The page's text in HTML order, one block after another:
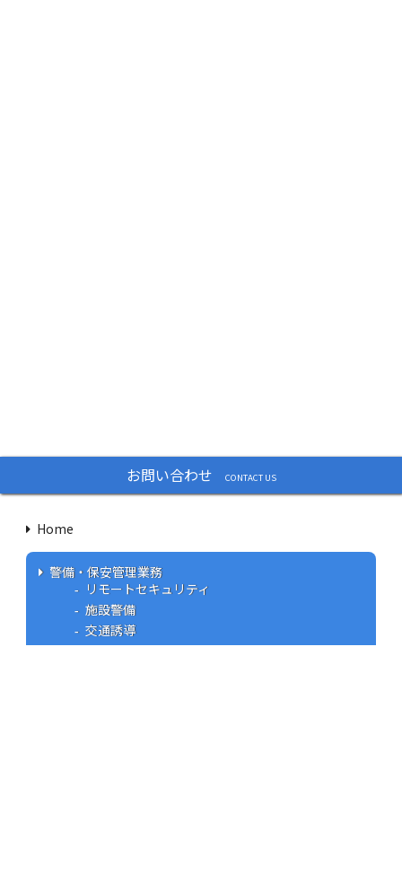
お問い合わせ CONTACT US
Home
警備・保安管理業務
リモートセキュリティ
施設警備
交通誘導